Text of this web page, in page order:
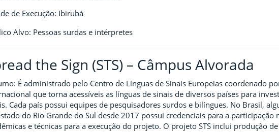
de Execução: Ibirubá
Alvo: Pessoas surdas e intérpretes
the Sign (STS) – Câmpus Alvorada
É administrado pelo Centro de Línguas de Sinais Europeias coordenado
que torna acessíveis as línguas de sinais de diversos países para
Cada país possui equipes de pesquisadores surdos e bilíngues. No Brasil,
do Rio Grande do Sul desde 2017 possui credenciais para a participação
e técnicas para a execução do projeto. O projeto STS inclui produção